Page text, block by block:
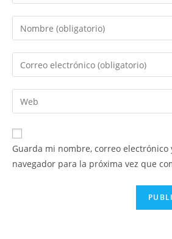
Introduce
tu
nombre
de
usuario
para
comentar
Introduce
tu
dirección
de
electrónico
para
comentar
Introduce
la
URL
de
Guarda mi nombre, correo electrónico
navegador para la próxima vez que